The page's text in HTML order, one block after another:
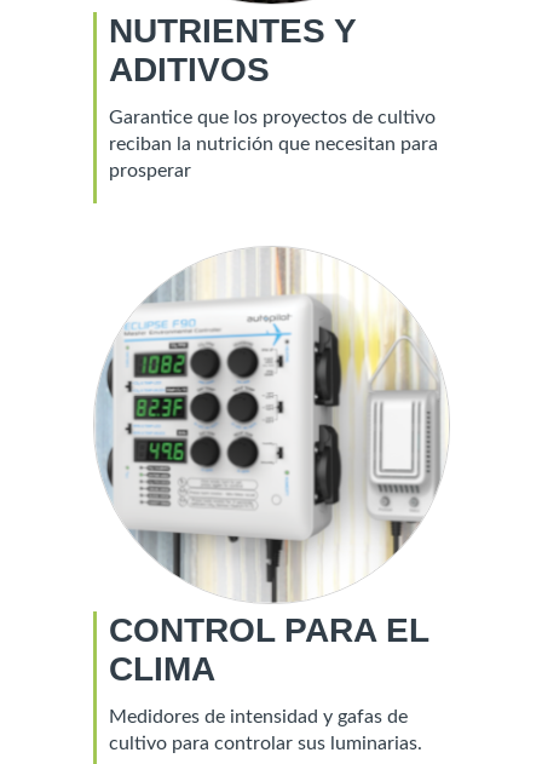
NUTRIENTES Y
ADITIVOS
Garantice que los proyectos de cultivo
reciban la nutrición que necesitan para
prosperar
CONTROL PARA EL
CLIMA
Medidores de intensidad y gafas de
cultivo para controlar sus luminarias.